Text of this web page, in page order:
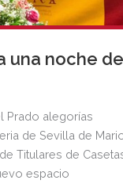
una noche
Prado alegorías
de Sevilla de
Titulares de
espacio